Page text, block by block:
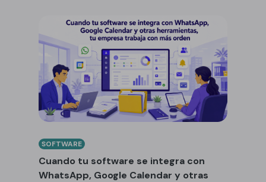
SOFTWARE
Cuando tu software se integra con
WhatsApp, Google Calendar y otras